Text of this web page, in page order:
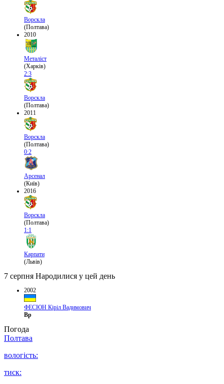
Ворскла
(Полтава)
2010
Металіст
(Харків)
2:3
Ворскла
(Полтава)
2011
Ворскла
(Полтава)
0:2
Арсенал
(Київ)
2016
Ворскла
(Полтава)
1:1
Карпати
(Львів)
7 серпня Народилися у цей день
2002
ФЕСЮН Кіріл Вадимович
Вр
Погода
Полтава
вологість:
тиск: